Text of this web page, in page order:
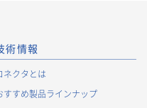
術情報
ネクタとは
すすめ製品ラインナップ